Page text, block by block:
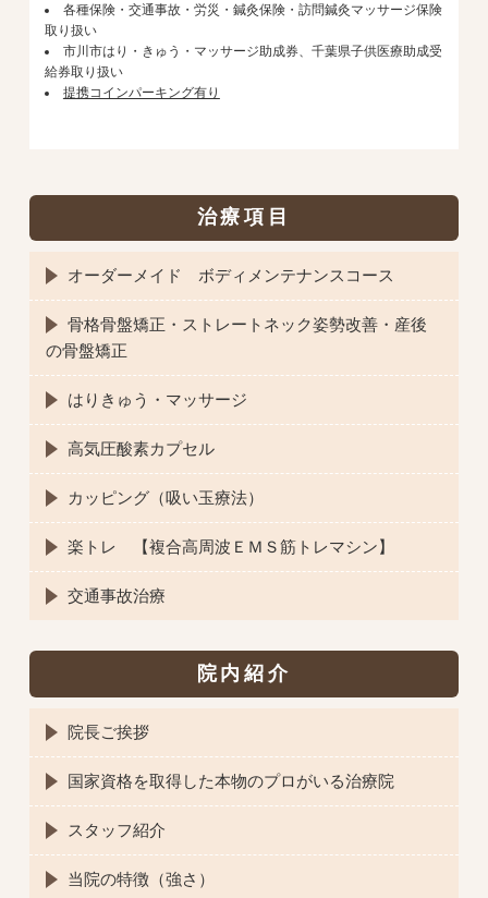
各種保険・交通事故・労災・鍼灸保険・訪問鍼灸マッサージ保険
取り扱い
市川市はり・きゅう・マッサージ助成券、千葉県子供医療助成受
給券取り扱い
提携コインパーキング有り
治療項目
オーダーメイド ボディメンテナンスコース
骨格骨盤矯正・ストレートネック姿勢改善・産後
の骨盤矯正
はりきゅう・マッサージ
高気圧酸素カプセル
カッピング（吸い玉療法）
楽トレ 【複合高周波ＥＭＳ筋トレマシン】
交通事故治療
院内紹介
院長ご挨拶
国家資格を取得した本物のプロがいる治療院
スタッフ紹介
当院の特徴（強さ）